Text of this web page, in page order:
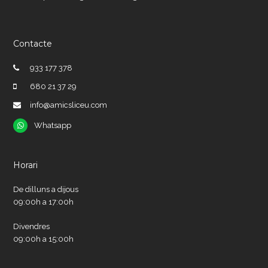
Contacte
933 177 378
680 21 37 29
info@amicsliceu.com
Whatsapp
Whatsapp
Horari
De dilluns a dijous
09:00h a 17:00h
Divendres
09:00h a 15:00h